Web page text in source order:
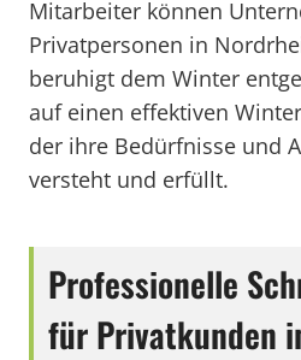
Mitarbeiter können
Privatpersonen in
beruhigt dem Winter
auf einen effektiven
der ihre Bedürfnisse und
versteht und erfüllt.
Professionelle
für Privatkunden